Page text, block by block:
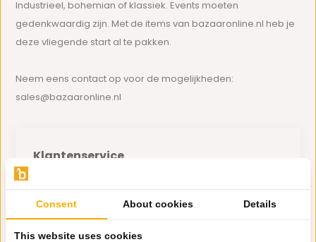
Klantenservice
Over ons
Retourneren & levertijd
Industrieel, bohemian of klassiek. Events moeten
gedenkwaardig zijn. Met de items van bazaaronline.nl heb je
deze vliegende start al te pakken.
Neem eens contact op voor de mogelijkheden:
sales@bazaaronline.nl
Consent About cookies Details
This website uses cookies